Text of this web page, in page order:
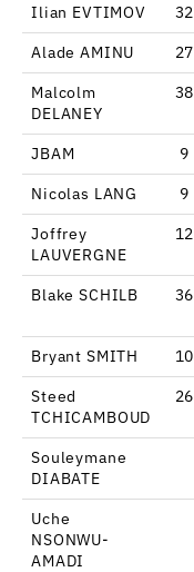
Ilian EVTIMOV 32
Alade AMINU
27
Malcolm
DELANEY
38
JBAM 9
Nicolas LANG
9
Joffrey
LAUVERGNE
12
Blake SCHILB 36
Bryant SMITH 10
Steed
TCHICAMBOUD
26
Souleymane
DIABATE
Uche
NSONWU-
AMADI